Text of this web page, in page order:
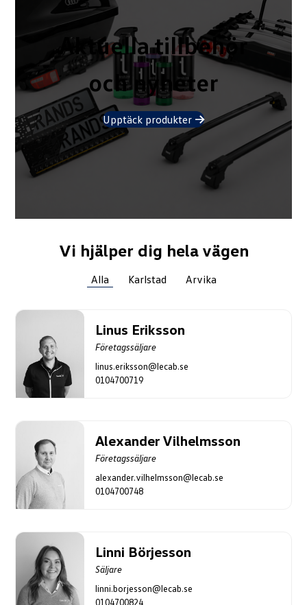
Aktuella tillbehör
och nyheter
Upptäck produkter →
Vi hjälper dig hela vägen
Alla Karlstad Arvika
Linus Eriksson
Företagssäljare
linus.eriksson@lecab.se
0104700719
Alexander Vilhelmsson
Företagssäljare
alexander.vilhelmsson@lecab.se
0104700748
Linni Börjesson
Säljare
linni.borjesson@lecab.se
0104700824